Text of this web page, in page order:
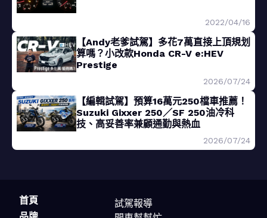
2022/04/16
【Andy老爹試駕】多花7萬直接上頂規划
算嗎？小改款Honda CR-V e:HEV
Prestige
2026/07/24
【編輯試駕】預算16萬元250檔車推薦！
Suzuki Gixxer 250／SF 250油冷科
技、高妥善率兼顧通勤與熱血
2026/07/24
首頁
試駕報導